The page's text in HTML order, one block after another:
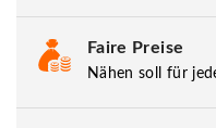
Faire Preise
Nähen soll für